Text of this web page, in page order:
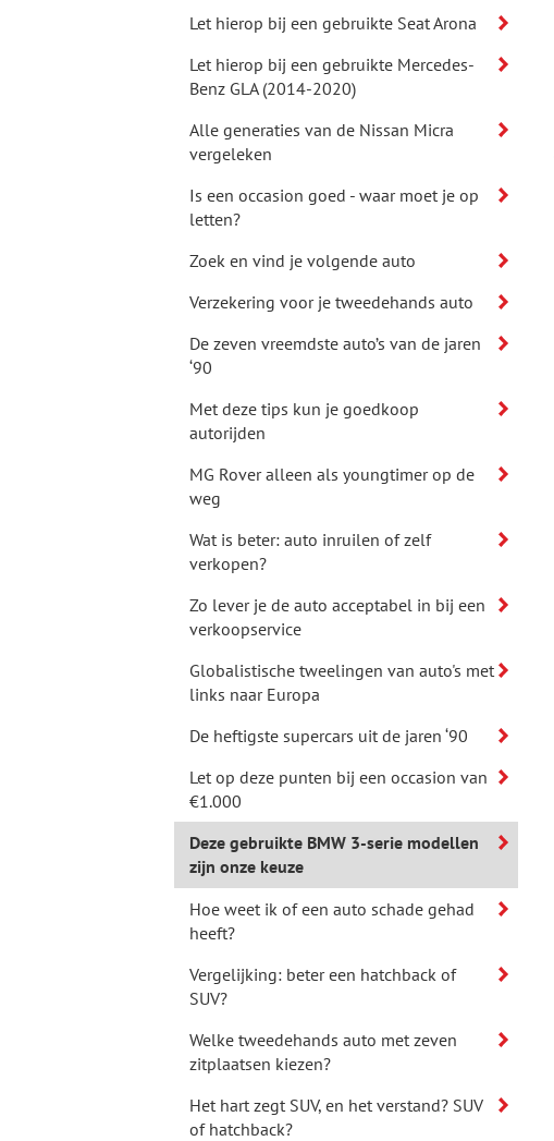
Let hierop bij een gebruikte Seat Arona
Let hierop bij een gebruikte Mercedes-
Benz GLA (2014-2020)
Alle generaties van de Nissan Micra
vergeleken
Is een occasion goed - waar moet je op
letten?
Zoek en vind je volgende auto
Verzekering voor je tweedehands auto
De zeven vreemdste auto’s van de jaren
‘90
Met deze tips kun je goedkoop
autorijden
MG Rover alleen als youngtimer op de
weg
Wat is beter: auto inruilen of zelf
verkopen?
Zo lever je de auto acceptabel in bij een
verkoopservice
Globalistische tweelingen van auto's met
links naar Europa
De heftigste supercars uit de jaren ‘90
Let op deze punten bij een occasion van
€1.000
Deze gebruikte BMW 3-serie modellen
zijn onze keuze
Hoe weet ik of een auto schade gehad
heeft?
Vergelijking: beter een hatchback of
SUV?
Welke tweedehands auto met zeven
zitplaatsen kiezen?
Het hart zegt SUV, en het verstand? SUV
of hatchback?